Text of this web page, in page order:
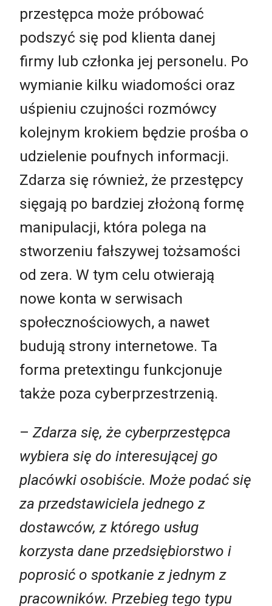
przestępca może próbować
podszyć się pod klienta danej
firmy lub członka jej personelu. Po
wymianie kilku wiadomości oraz
uśpieniu czujności rozmówcy
kolejnym krokiem będzie prośba o
udzielenie poufnych informacji.
Zdarza się również, że przestępcy
sięgają po bardziej złożoną formę
manipulacji, która polega na
stworzeniu fałszywej tożsamości
od zera. W tym celu otwierają
nowe konta w serwisach
społecznościowych, a nawet
budują strony internetowe. Ta
forma pretextingu funkcjonuje
także poza cyberprzestrzenią.
–Zdarza się, że cyberprzestępca
wybiera się do interesującej go
placówki osobiście. Może podać się
za przedstawiciela jednego z
dostawców, z którego usług
korzysta dane przedsiębiorstwo i
poprosić o spotkanie z jednym z
pracowników. Przebieg tego typu